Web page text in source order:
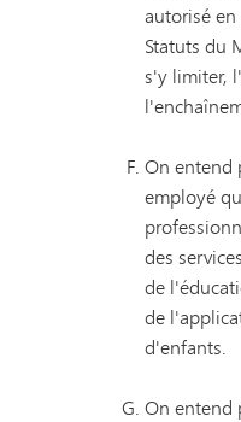
autorisé
Statuts du
s'y limiter,
On entend
employé
des
de
de
d'enfants.
On entend